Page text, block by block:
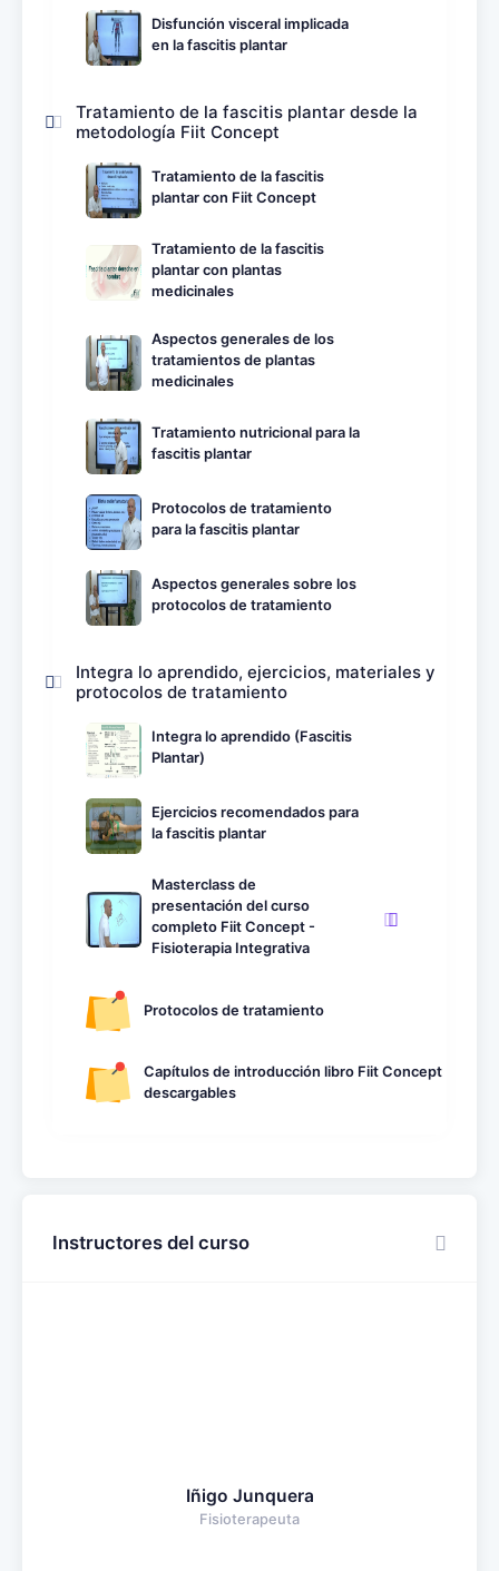
Disfunción visceral implicada
en la fascitis plantar
Tratamiento de la fascitis plantar desde la
metodología Fiit Concept
Tratamiento de la fascitis
plantar con Fiit Concept
Tratamiento de la fascitis
plantar con plantas
medicinales
Aspectos generales de los
tratamientos de plantas
medicinales
Tratamiento nutricional para la
fascitis plantar
Protocolos de tratamiento
para la fascitis plantar
Aspectos generales sobre los
protocolos de tratamiento
Integra lo aprendido, ejercicios, materiales y
protocolos de tratamiento
Integra lo aprendido (Fascitis
Plantar)
Ejercicios recomendados para
la fascitis plantar
Masterclass de
presentación del curso
completo Fiit Concept -
Fisioterapia Integrativa
Protocolos de tratamiento
Capítulos de introducción libro Fiit Concept
descargables
Instructores del curso
Iñigo Junquera
Fisioterapeuta